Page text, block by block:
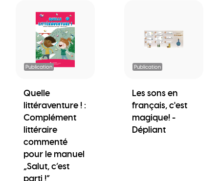
Publication
Quelle
littéraventure ! :
Complément
littéraire
commenté
pour le manuel
„Salut, c’est
parti !“
Publication
Les sons en
français, c'est
magique! -
Dépliant